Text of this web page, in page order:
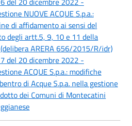
NUOVE ACQUE S.p.a.:
di affidamento ai sensi del
degli artt.5, 9, 10 e 11 della
ARERA 656/2015/R/idr)
del 20 dicembre 2022 -
ACQUE S.p.a.: modifiche
di Acque S.p.a. nella gestione
dei Comuni di Montecatini